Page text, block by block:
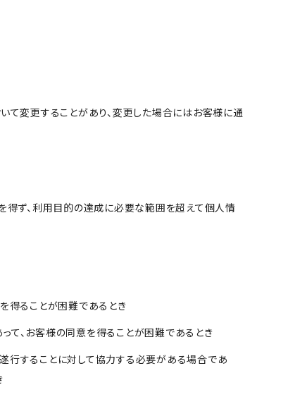
て変更することがあり、変更した場合にはお客様に通
得ず、利用目的の達成に必要な範囲を超えて個人情
得ることが困難であるとき
て、お客様の同意を得ることが困難であるとき
行することに対して協力する必要がある場合であ